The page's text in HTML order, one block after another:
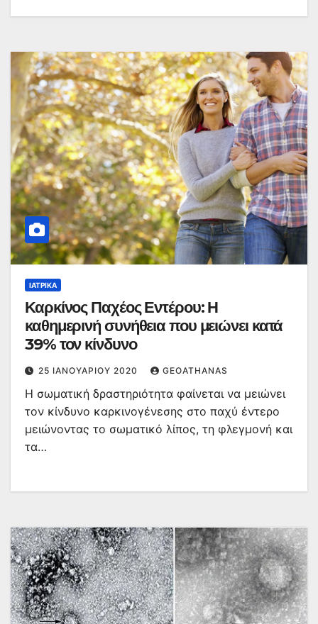
ΙΑΤΡΙΚΆ
Καρκίνος Παχέος Εντέρου: Η
καθημερινή συνήθεια που μειώνει κατά
39% τον κίνδυνο
25 ΙΑΝΟΥΑΡΊΟΥ 2020 GEOATHANAS
Η σωματική δραστηριότητα φαίνεται να μειώνει
τον κίνδυνο καρκινογένεσης στο παχύ έντερο
μειώνοντας το σωματικό λίπος, τη φλεγμονή και
τα…